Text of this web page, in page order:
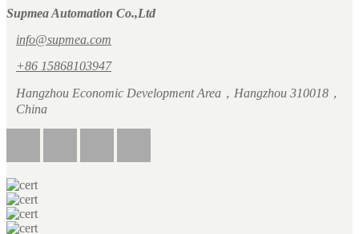
Supmea Automation Co.,Ltd
info@supmea.com
+86 15868103947
Hangzhou Economic Development Area，Hangzhou 310018，
China